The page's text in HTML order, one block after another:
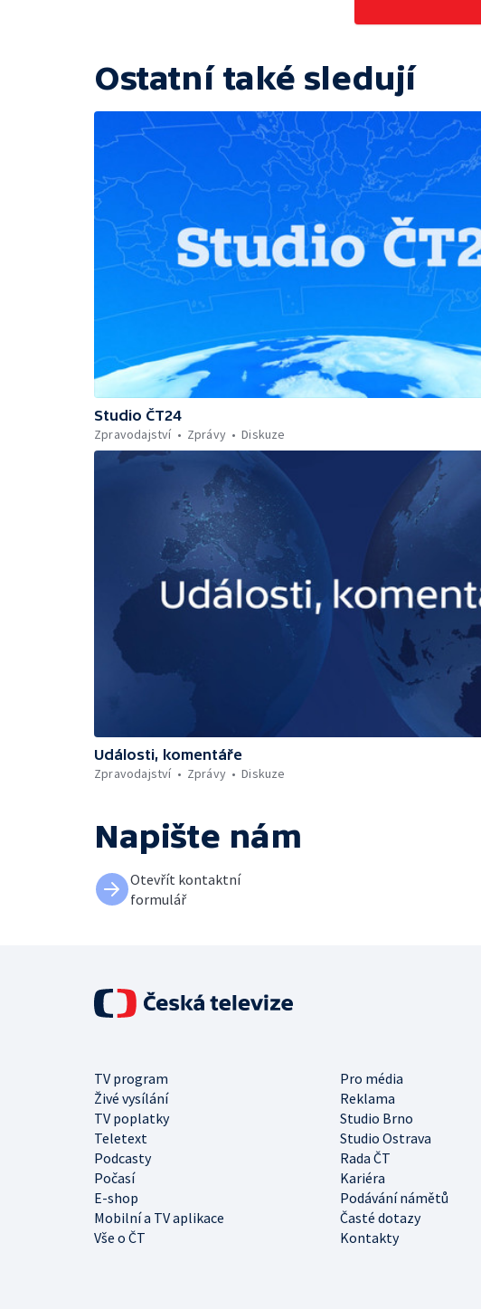
Ostatní také sledují
Studio ČT24
Zpravodajství
Zprávy Diskuze
Události, komentáře
Zpravodajství
Zprávy Diskuze
Napište nám
Otevřít kontaktní
formulář
TV program
Pro média
Živé vysílání
Reklama
TV poplatky
Studio Brno
Teletext
Studio Ostrava
Podcasty
Rada ČT
Počasí
Kariéra
E-shop
Podávání námětů
Mobilní a TV aplikace
Časté dotazy
Vše o ČT
Kontakty